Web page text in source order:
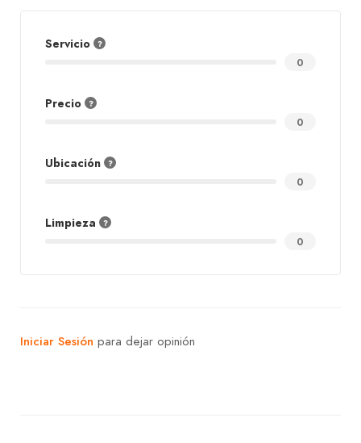
Servicio
0
Precio
0
Ubicación
0
Limpieza
0
Iniciar Sesión para dejar opinión